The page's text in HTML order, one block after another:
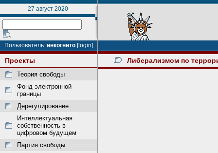
27 август 2020
Пользователь: инкогнито [login]
Проекты
Теория свободы
Фонд электронной
границы
Дерегулирование
Интеллектуальная
собственность в
цифровом будущем
Партия свободы
Либерализмом по